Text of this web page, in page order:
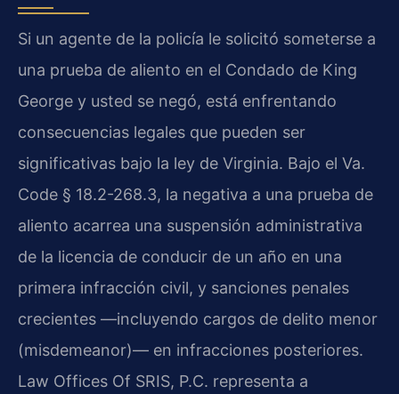
Si un agente de la policía le solicitó someterse a
una prueba de aliento en el Condado de King
George y usted se negó, está enfrentando
consecuencias legales que pueden ser
significativas bajo la ley de Virginia. Bajo el Va.
Code § 18.2-268.3, la negativa a una prueba de
aliento acarrea una suspensión administrativa
de la licencia de conducir de un año en una
primera infracción civil, y sanciones penales
crecientes —incluyendo cargos de delito menor
(misdemeanor)— en infracciones posteriores.
Law Offices Of SRIS, P.C. representa a